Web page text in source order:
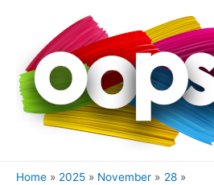
Home 2025 November
28